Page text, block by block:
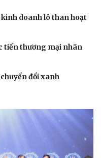
doanh lô than hoạt
tiến thương mại nhãn
đổi xanh